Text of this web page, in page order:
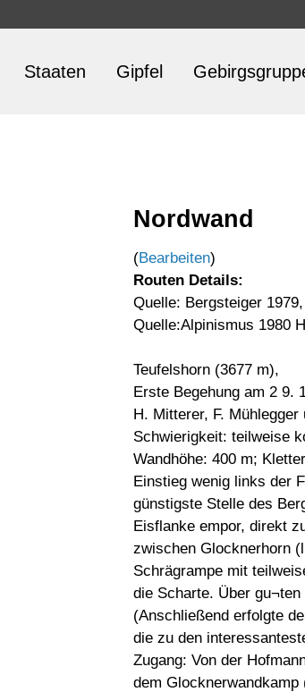
Staaten Gipfel
Nordwand
(Bearbeiten)
Routen Details:
Quelle: Bergsteiger
Quelle:Alpinismus 1980
Teufelshorn (3677 m),
Erste Begehung am 2 9.
H. Mitterer, F. Mühlegger
Schwierigkeit: teilweise
Wandhöhe: 400 m;
Einstieg wenig links der
günstigste Stelle des
Eisflanke empor, direkt
zwischen Glocknerhorn
Schrägrampe mit
die Scharte. Über
(Anschließend erfolgte
die zu den
Zugang: Von der
dem